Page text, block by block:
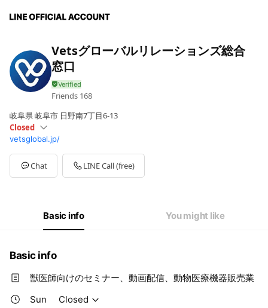
Vetsグローバルリレーションズ総合
窓口
Friends 168
岐阜県 岐阜市 日野南7丁目6-13
Closed
SunClosed
Mon09:00 - 17:00
Tue09:00 - 17:00
WedClosed
09:00 - 17:00
定休日：水日祝
vetsglobal.jp/
Chat LINE Call (free)
Basic info You might like
Basic info
獣医師向けのセミナー、動画配信、動物医療機器販売業
Sun
Closed